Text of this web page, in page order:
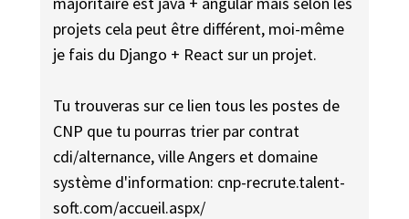
projets cela peut être différent, moi-même
je fais du Django + React sur un projet.
Tu trouveras sur ce lien tous les postes de
CNP que tu pourras trier par contrat
cdi/alternance, ville Angers et domaine
système d'information: cnp-recrute.talent-
soft.com/accueil.aspx/